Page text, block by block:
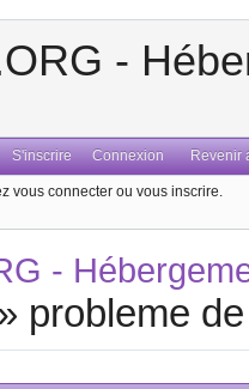
-
S'inscrire Connexion Revenir
vous connecter ou vous inscrire.
-
probleme